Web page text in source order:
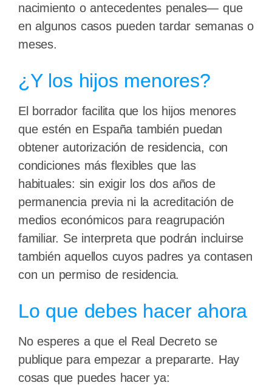
nacimiento o antecedentes penales— que
en algunos casos pueden tardar semanas o
meses.
¿Y los hijos menores?
El borrador facilita que los hijos menores
que estén en España también puedan
obtener autorización de residencia, con
condiciones más flexibles que las
habituales: sin exigir los dos años de
permanencia previa ni la acreditación de
medios económicos para reagrupación
familiar. Se interpreta que podrán incluirse
también aquellos cuyos padres ya contasen
con un permiso de residencia.
Lo que debes hacer ahora
No esperes a que el Real Decreto se
publique para empezar a prepararte. Hay
cosas que puedes hacer ya: